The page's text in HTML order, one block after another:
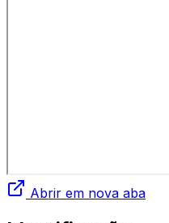
Abrir em nova aba